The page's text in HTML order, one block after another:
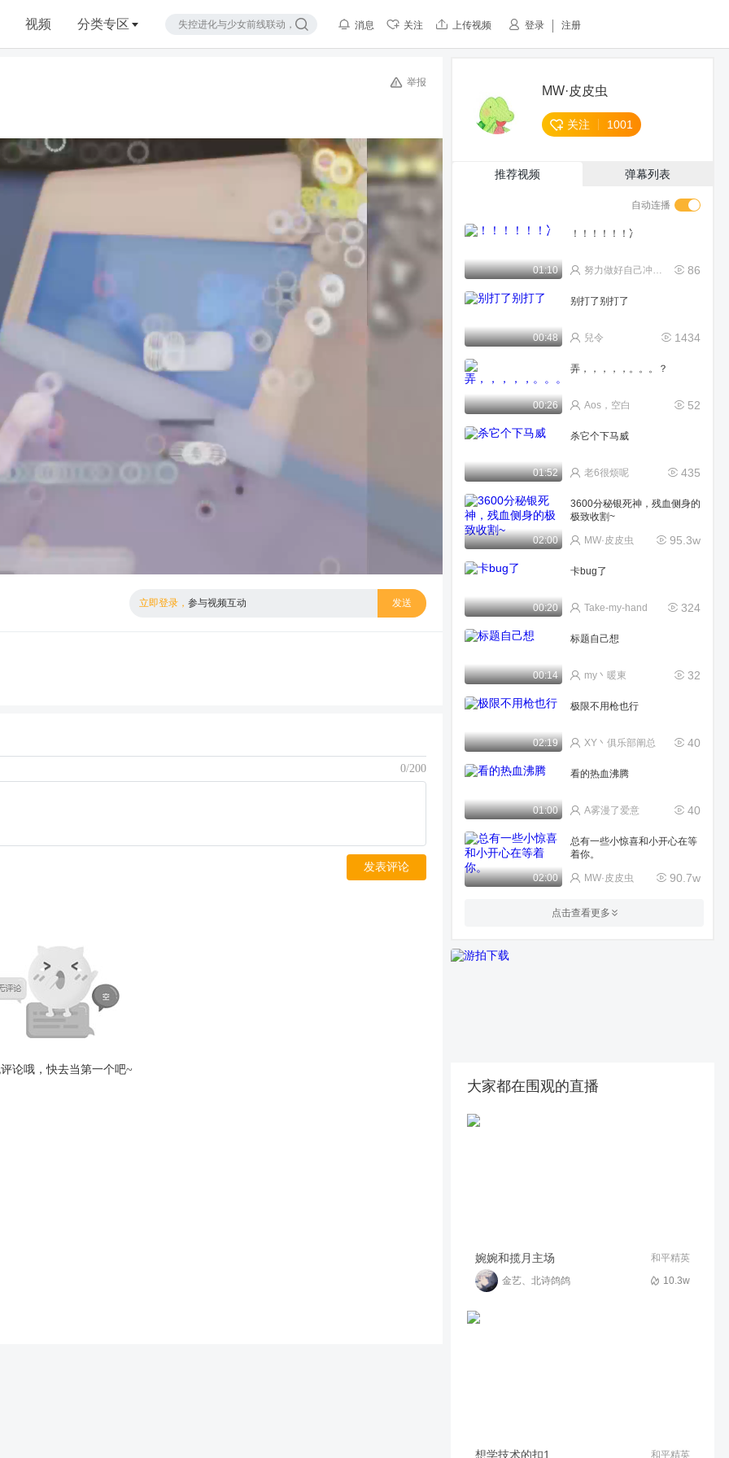
视频 分类专区 登录 注册
消息 关注 上传视频
举报
高清
倍数
立即登录，参与视频互动 发送
0/200
发表评论
论哦，快去当第一个吧~
MW·皮皮虫
关注 1001
推荐视频 弹幕列表
自动连播
01:10
！！！！！！冫
86
努力做好自己冲啊！
00:48
别打了别打了
1434
兒令
00:26
弄，，，，，。。。？
52
Aos，空白
01:52
杀它个下马威
435
老6很烦呢
02:00
3600分秘银死神，残血侧身的
极致收割~
95.3w
MW·皮皮虫
00:20
卡bug了
324
Take-my-hand
00:14
标题自己想
32
my丶暖東
02:19
极限不用枪也行
40
XY丶俱乐部阐总
01:00
看的热血沸腾
40
A雾漫了爱意
02:00
总有一些小惊喜和小开心在等
着你。
90.7w
MW·皮皮虫
第一次遇到这种情况
04:00 浦赞_(￣ω￣)
04:30
候，我用激动机勾住燃烧瓶瞬
291
点击查看更多
大家都在围观的直播
和平精英
婉婉和揽月主场
10.3w
金艺、北诗鸽鸽
和平精英
想学技术的扣1